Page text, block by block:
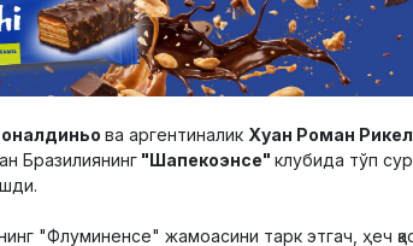
ва аргентиналик Хуан Роман
Бразилиянинг"Шапекоэнсе" клубида тўп
"Флуминенсе" жамоасини тарк этгач, ҳеч